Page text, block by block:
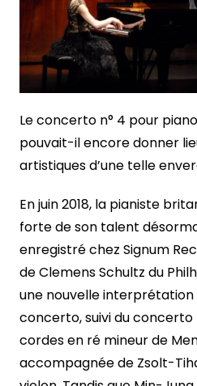
Le concerto n° 4 pour
pouvait-il encore donner
artistiques d’une telle
En juin 2018, la pianiste
forte de son talent
enregistré chez Signum
de Clemens Schultz du
une nouvelle
concerto, suivi du concerto
cordes en ré mineur de
accompagnée de Zsolt-